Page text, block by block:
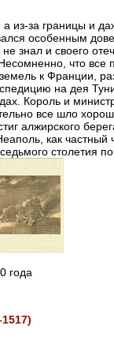
из-за границы и
особенным
знал и своего
что все
к Франции,
на дея
Король и
все шло
алжирского
как частный
столетия
года